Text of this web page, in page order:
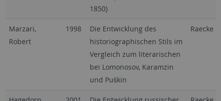
1850)
Marzari,
Robert
1998
Die Entwicklung des
historiographischen Stils im
Vergleich zum literarischen
bei Lomonosov, Karamzin
und Puškin
Raecke